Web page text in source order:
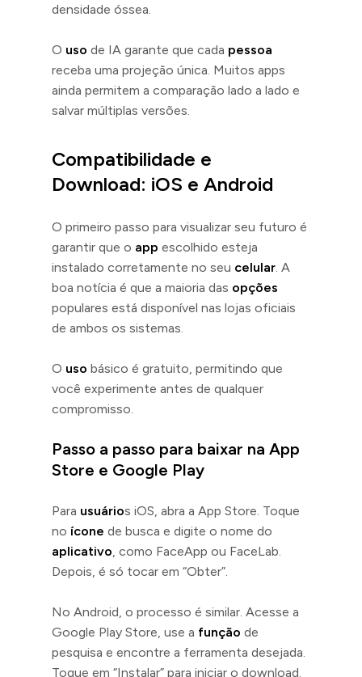
densidade óssea.
O uso de IA garante que cada pessoa
receba uma projeção única. Muitos apps
ainda permitem a comparação lado a lado e
salvar múltiplas versões.
Compatibilidade e
Download: iOS e Android
O primeiro passo para visualizar seu futuro é
garantir que o app escolhido esteja
instalado corretamente no seu celular. A
boa notícia é que a maioria das opções
populares está disponível nas lojas oficiais
de ambos os sistemas.
O uso básico é gratuito, permitindo que
você experimente antes de qualquer
compromisso.
Passo a passo para baixar na App
Store e Google Play
Para usuários iOS, abra a App Store. Toque
no ícone de busca e digite o nome do
aplicativo, como FaceApp ou FaceLab.
Depois, é só tocar em “Obter”.
No Android, o processo é similar. Acesse a
Google Play Store, use a função de
pesquisa e encontre a ferramenta desejada.
Toque em “Instalar” para iniciar o download.